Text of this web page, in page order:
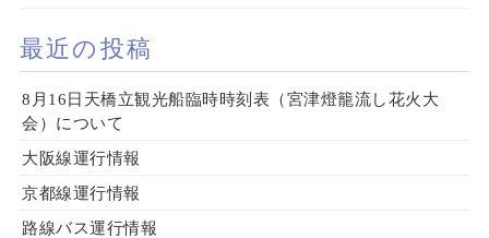
最近の投稿
8月16日天橋立観光船臨時時刻表（宮津燈籠流し花火大
会）について
大阪線運行情報
京都線運行情報
路線バス運行情報